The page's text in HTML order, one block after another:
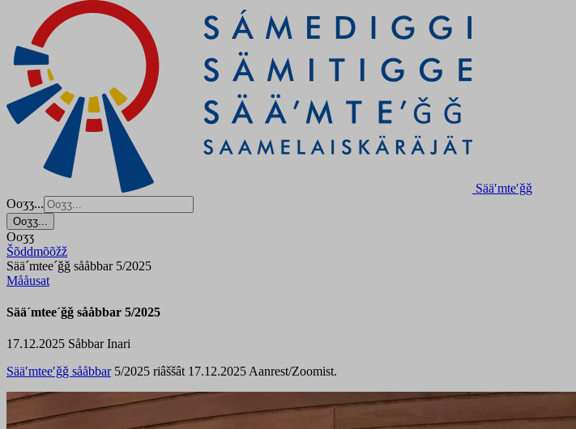
Sääʹmteʹǧǧ
Ooʒʒ...
Ooʒʒ...
Ooʒʒ
Šõddmõõžž
Sää´mtee´ǧǧ sååbbar 5/2025
Mååusat
Sää´mtee´ǧǧ sååbbar 5/2025
17.12.2025 Såbbar Inari
Sääʹmteeʹǧǧ sååbbar5/2025 riâššât 17.12.2025 Aanrest/Zoomist.